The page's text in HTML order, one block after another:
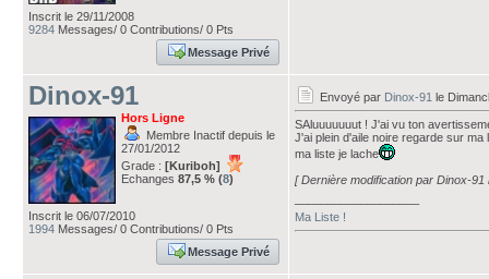
Inscrit le 29/11/2008
9284 Messages/ 0 Contributions/ 0 Pts
Message Privé
Dinox-91
Hors Ligne
Membre Inactif depuis le
27/01/2012
Grade : [Kuriboh]
Echanges 87,5 % (8)
Inscrit le 06/07/2010
1994 Messages/ 0 Contributions/ 0 Pts
Message Privé
Envoyé par Dinox-91 le
SAluuuuuuut ! J'ai vu ton
J'ai plein d'aile noire regarde sur
ma liste je lache
[ Dernière modification par Dinox-
Ma Liste !